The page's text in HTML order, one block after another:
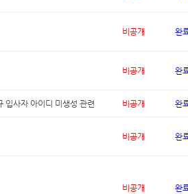
비공개 완
비공개 완
입사자 아이디 미생성 관련 비공개 완
비공개 완
비공개 완